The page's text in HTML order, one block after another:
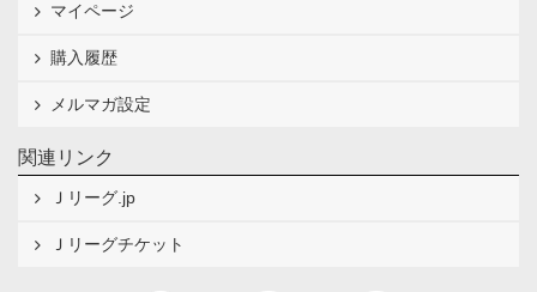
マイページ
購入履歴
メルマガ設定
関連リンク
Ｊリーグ.jp
Ｊリーグチケット